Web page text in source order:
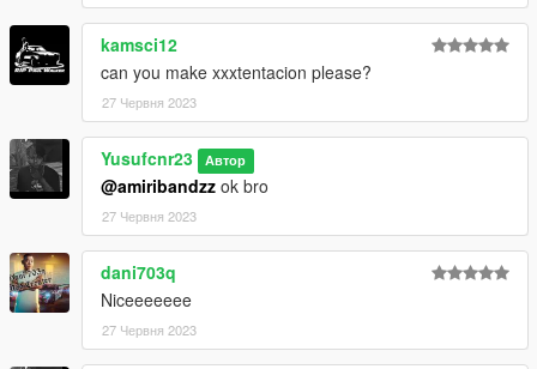
kamsci12
can you make xxxtentacion please?
27 Червня 2023
Yusufcnr23 Автор
@amiribandzz ok bro
27 Червня 2023
dani703q
Niceeeeeee
27 Червня 2023